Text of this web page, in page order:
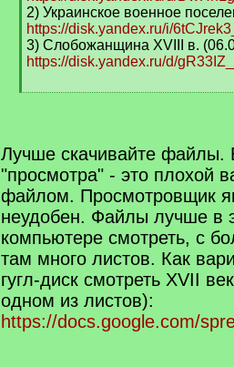
2) Украинское военное
https://disk.yandex.ru/i/
3) Слобожанщина XVIII в.
https://disk.yandex.ru/d/
[
Лучше скачивайте файлы.
"просмотра" - это плохой
файлом. Просмотровщик
неудобен. Файлы лучше в
компьютере смотреть, с
там много листов. Как
гугл-диск смотреть XVII
одном из листов):
https://docs.google.com/